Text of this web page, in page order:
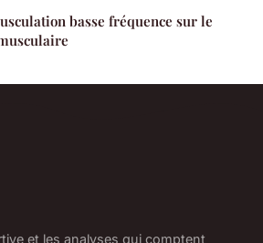
basse fréquence sur le
et les analyses qui comptent